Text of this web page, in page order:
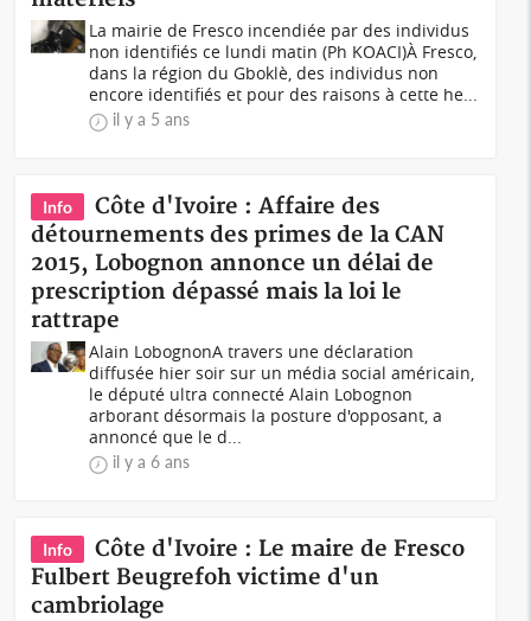
La mairie de Fresco incendiée par des individus
non identifiés ce lundi matin (Ph KOACI)À Fresco,
dans la région du Gboklè, des individus non
encore identifiés et pour des raisons à cette he...
il y a 5 ans
Info
Côte d'Ivoire : Affaire des
détournements des primes de la CAN
2015, Lobognon annonce un délai de
prescription dépassé mais la loi le
rattrape
Alain LobognonA travers une déclaration
diffusée hier soir sur un média social américain,
le député ultra connecté Alain Lobognon
arborant désormais la posture d'opposant, a
annoncé que le d...
il y a 6 ans
Info
Côte d'Ivoire : Le maire de Fresco
Fulbert Beugrefoh victime d'un
cambriolage